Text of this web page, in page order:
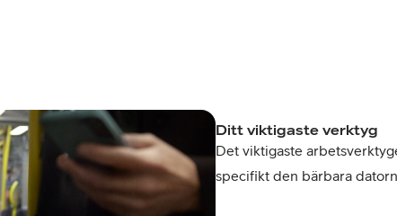
Ditt viktigaste verktyg
Det viktigaste
specifikt den bärbara datorn.